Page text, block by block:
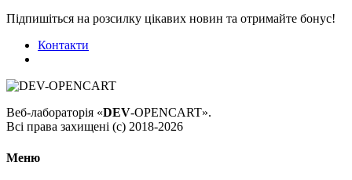
Підпишіться на розсилку цікавих новин та отримайте бонус!
Контакти
Веб-лабораторія «DEV-OPENCART».
Всі права захищені (с) 2018-2026
Меню